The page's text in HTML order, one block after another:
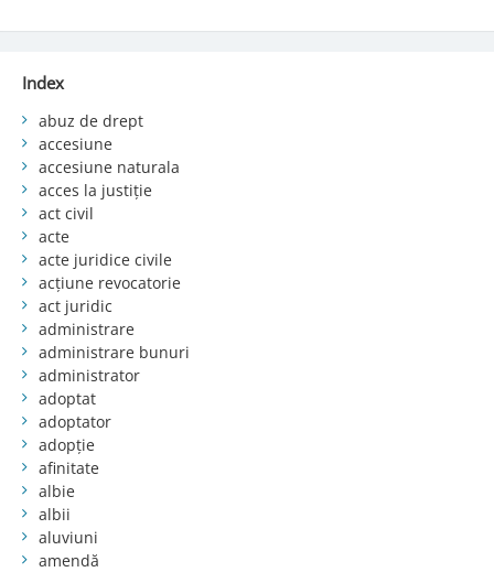
Index
abuz de drept
accesiune
accesiune naturala
acces la justiție
act civil
acte
acte juridice civile
acțiune revocatorie
act juridic
administrare
administrare bunuri
administrator
adoptat
adoptator
adopție
afinitate
albie
albii
aluviuni
amendă